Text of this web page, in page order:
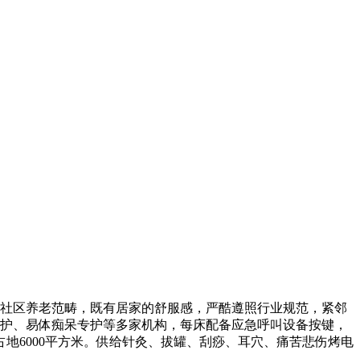
区养老范畴，既有居家的舒服感，严酷遵照行业规范，紧邻
易体痴呆专护等多家机构，每床配备应急呼叫设备按键，
6000平方米。供给针灸、拔罐、刮痧、耳穴、痛苦悲伤烤电